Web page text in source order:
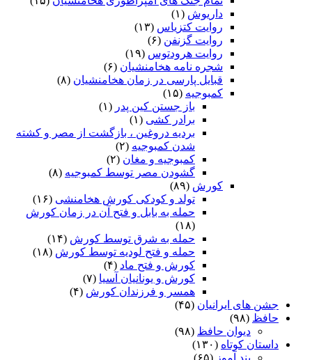
داریوش (۱)
روایت کتزیاس (۱۳)
روایت گزنفن (۶)
روایت هرودتوس (۱۹)
شجره نامه هخامنشیان (۶)
قبایل پارسی در زمان هخامنشیان (۸)
کمبوجیه (۱۵)
باز جستن کین پدر (۱)
برادر کشی (۱)
بردیه دروغین ، بازگشت از مصر و کشته
شدن کمبوجیه (۲)
کمبوجیه و مغان (۲)
گشودن مصر توسط کمبوجیه (۸)
کورش (۸۹)
تولد و کودکی کورش هخامنشی (۱۶)
حمله به بابل و فتح آن در زمان کورش
(۱۸)
حمله به شرق توسط کورش (۱۴)
حمله و فتح لودیه توسط کورش (۱۸)
کورش و فتح ماد (۴)
کورش و یونانیان آسیا (۷)
همسر و فرزندان کورش (۴)
جشن های ایرانیان (۴۵)
حافظ (۹۸)
دیوان حافظ (۹۸)
داستان کوتاه (۱۳۰)
پند آموز (۶۵)